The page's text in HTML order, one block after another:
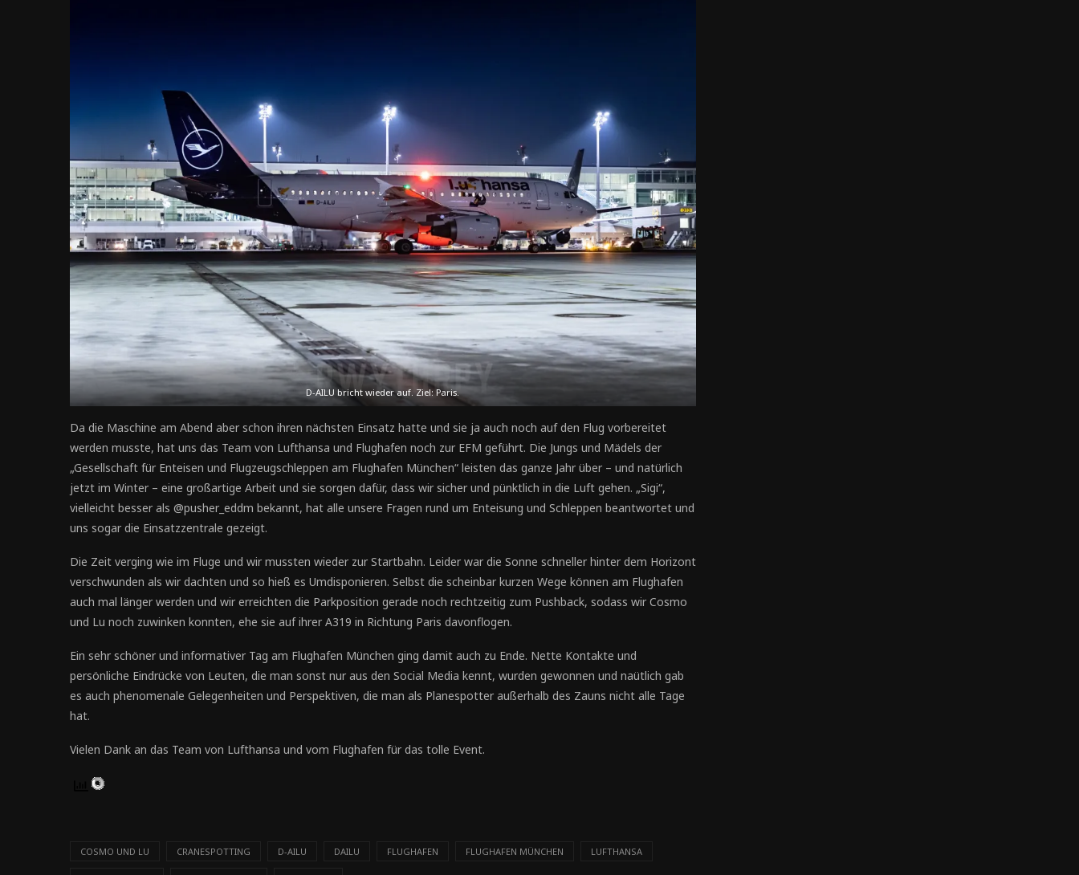
D-AILU bricht wieder auf. Ziel: Paris.
Da die Maschine am Abend aber schon ihren nächsten Einsatz hatte und sie ja auch noch auf den Flug vorbereitet
werden musste, hat uns das Team von Lufthansa und Flughafen noch zur EFM geführt. Die Jungs und Mädels der
„Gesellschaft für Enteisen und Flugzeugschleppen am Flughafen München“ leisten das ganze Jahr über – und natürlich
jetzt im Winter – eine großartige Arbeit und sie sorgen dafür, dass wir sicher und pünktlich in die Luft gehen. „Sigi“,
vielleicht besser als @pusher_eddm bekannt, hat alle unsere Fragen rund um Enteisung und Schleppen beantwortet und
uns sogar die Einsatzzentrale gezeigt.
Die Zeit verging wie im Fluge und wir mussten wieder zur Startbahn. Leider war die Sonne schneller hinter dem Horizont
verschwunden als wir dachten und so hieß es Umdisponieren. Selbst die scheinbar kurzen Wege können am Flughafen
auch mal länger werden und wir erreichten die Parkposition gerade noch rechtzeitig zum Pushback, sodass wir Cosmo
und Lu noch zuwinken konnten, ehe sie auf ihrer A319 in Richtung Paris davonflogen.
Ein sehr schöner und informativer Tag am Flughafen München ging damit auch zu Ende. Nette Kontakte und
persönliche Eindrücke von Leuten, die man sonst nur aus den Social Media kennt, wurden gewonnen und naütlich gab
es auch phenomenale Gelegenheiten und Perspektiven, die man als Planespotter außerhalb des Zauns nicht alle Tage
hat.
Vielen Dank an das Team von Lufthansa und vom Flughafen für das tolle Event.
COSMO UND LU CRANESPOTTING D-AILU DAILU FLUGHAFEN FLUGHAFEN MÜNCHEN LUFTHANSA